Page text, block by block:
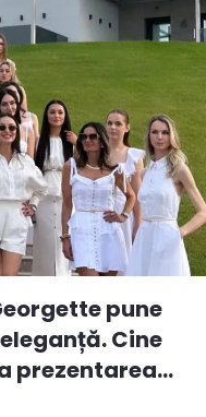
pune
Cine
prezentarea